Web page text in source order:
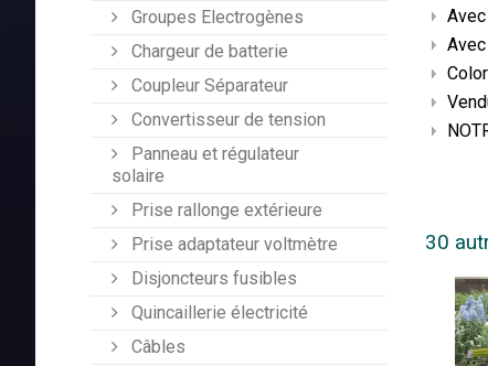
30
Groupes Electrogènes
Chargeur de batterie
Coupleur Séparateur
Convertisseur de tension
Panneau et régulateur
solaire
Prise rallonge extérieure
Prise adaptateur voltmètre
Disjoncteurs fusibles
Quincaillerie électricité
Câbles